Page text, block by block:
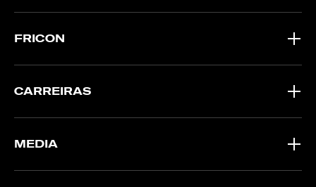
FRICON
CARREIRAS
MEDIA